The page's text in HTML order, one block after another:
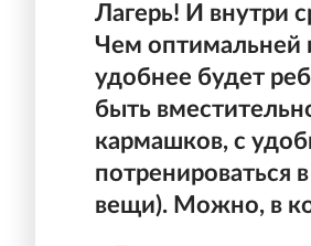
Лагерь! И внутри
Чем оптимальней
удобнее будет
быть
кармашков, с
потренироваться
вещи). Можно, в